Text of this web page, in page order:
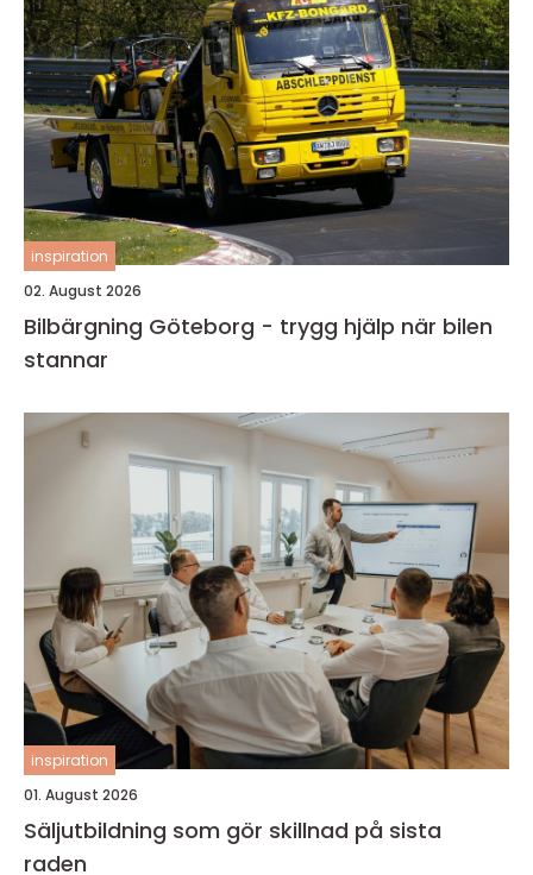
inspiration
02. August 2026
Bilbärgning Göteborg - trygg hjälp när bilen
stannar
inspiration
01. August 2026
Säljutbildning som gör skillnad på sista
raden